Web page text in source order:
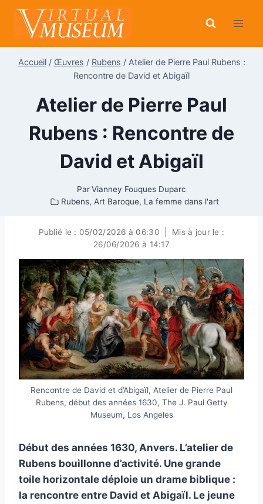
Aller
contenu
Accueil / Œuvres / Rubens / Atelier de Pierre Paul Rubens :
Rencontre de David et Abigaïl
Atelier de Pierre Paul
Rubens : Rencontre de
David et Abigaïl
ParVianney Fouques Duparc
Rubens, Art Baroque, La femme dans l'art
Publié le : 05/02/2026 à 06:30
Mis à jour le :
26/06/2026 à 14:17
Rencontre de David et d’Abigaïl, Atelier de Pierre Paul
Rubens, début des années 1630, The J. Paul Getty
Museum, Los Angeles
Début des années 1630, Anvers. L’atelier de
Rubens bouillonne d’activité. Une grande
toile horizontale déploie un drame biblique :
la rencontre entre David et Abigaïl. Le jeune